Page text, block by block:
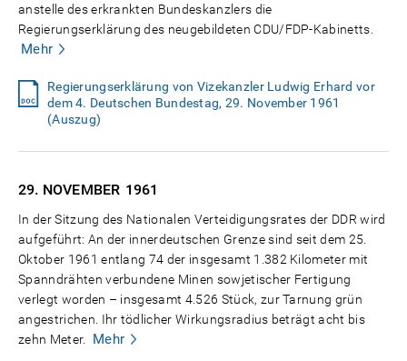
anstelle des erkrankten Bundeskanzlers die
Regierungserklärung des neugebildeten CDU/FDP-Kabinetts.
Mehr
Regierungserklärung von Vizekanzler Ludwig Erhard vor
dem 4. Deutschen Bundestag, 29. November 1961
(Auszug)
29. NOVEMBER 1961
In der Sitzung des Nationalen Verteidigungsrates der DDR wird
aufgeführt: An der innerdeutschen Grenze sind seit dem 25.
Oktober 1961 entlang 74 der insgesamt 1.382 Kilometer mit
Spanndrähten verbundene Minen sowjetischer Fertigung
verlegt worden – insgesamt 4.526 Stück, zur Tarnung grün
angestrichen. Ihr tödlicher Wirkungsradius beträgt acht bis
zehn Meter.
Mehr